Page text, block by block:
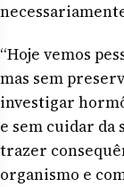
“Hoje vemos
mas sem
investigar
e sem cuidar da
trazer
organismo e